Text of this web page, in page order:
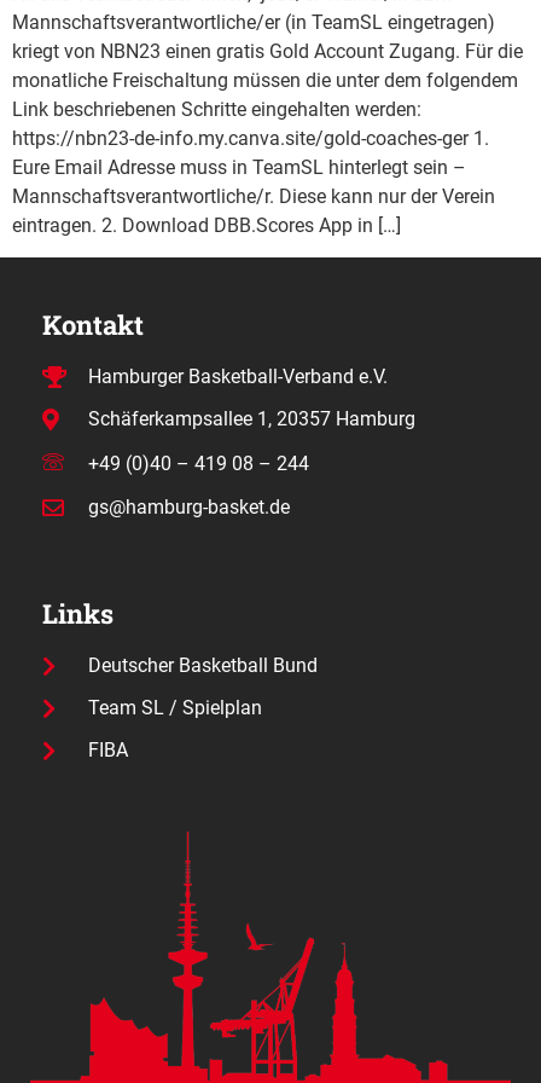
Mannschaftsverantwortliche/er (in TeamSL eingetragen)
kriegt von NBN23 einen gratis Gold Account Zugang. Für die
monatliche Freischaltung müssen die unter dem folgendem
Link beschriebenen Schritte eingehalten werden:
https://nbn23-de-info.my.canva.site/gold-coaches-ger 1.
Eure Email Adresse muss in TeamSL hinterlegt sein –
Mannschaftsverantwortliche/r. Diese kann nur der Verein
eintragen. 2. Download DBB.Scores App in […]
Kontakt
Hamburger Basketball-Verband e.V.
Schäferkampsallee 1, 20357 Hamburg
+49 (0)40 – 419 08 – 244
gs@hamburg-basket.de
Links
Deutscher Basketball Bund
Team SL / Spielplan
FIBA